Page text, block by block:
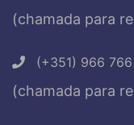
(chamada para
(+351) 966
(chamada para